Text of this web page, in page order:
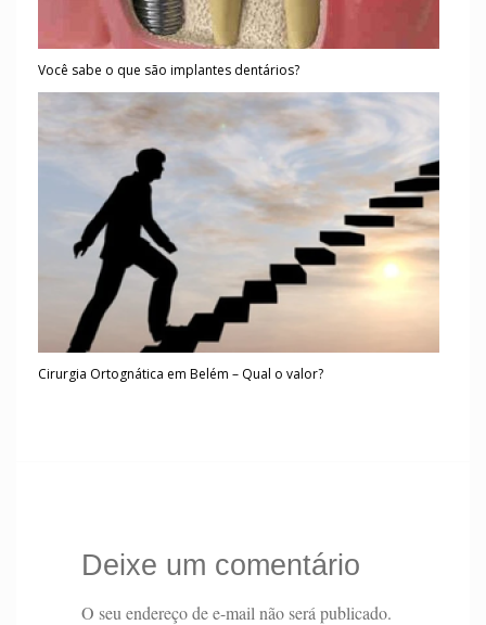
Você sabe o que são implantes dentários?
Cirurgia Ortognática em Belém – Qual o valor?
Deixe um comentário
O seu endereço de e-mail não será publicado.